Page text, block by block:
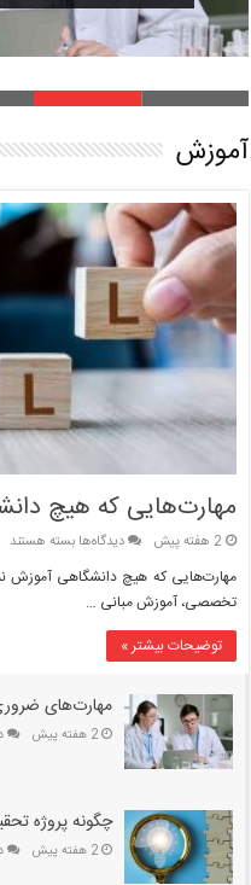
آموزش
مهارت‌هایی که هیچ
2 هفته پیش دیدگاه‌هابرای
مهارت‌هایی
که
بسته هستند
مهارت‌هایی که هیچ دانشگاهی آموزش
تخصصی، آموزش مبانی …
توضیحات بیشتر »
مهارت‌های
2 هفته پیش
چگونه پروژه
2 هفته پیش